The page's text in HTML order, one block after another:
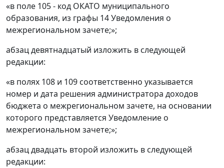
«в поле 105 - код ОКАТО муниципального
образования, из графы 14 Уведомления о
межрегиональном зачете;»;
абзац девятнадцатый изложить в следующей
редакции:
«в полях 108 и 109 соответственно указывается
номер и дата решения администратора доходов
бюджета о межрегиональном зачете, на основании
которого представляется Уведомление о
межрегиональном зачете;»;
абзац двадцать второй изложить в следующей
редакции: